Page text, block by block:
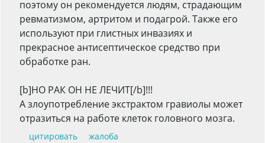
поэтому он рекомендуется людям, страдающим
ревматизмом, артритом и подагрой. Также его
используют при глистных инвазиях и
прекрасное антисептическое средство при
обработке ран.
[b]НО РАК ОН НЕ ЛЕЧИТ[/b]!!!
А злоупотребление экстрактом гравиолы может
отразиться на работе клеток головного мозга.
цитировать жалоба